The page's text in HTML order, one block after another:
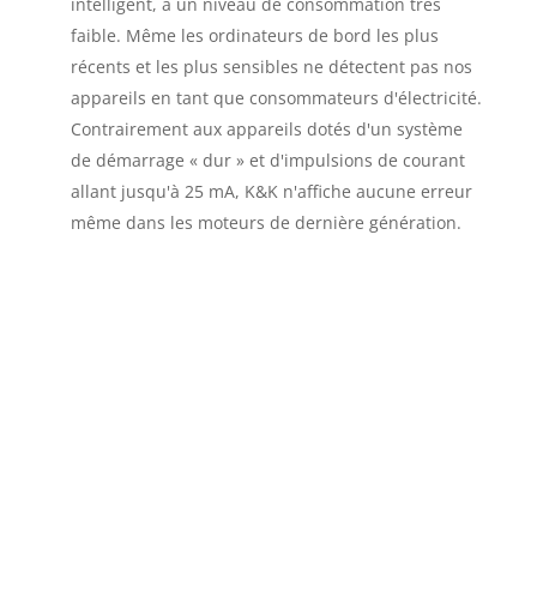
faible. Même les ordinateurs de bord les plus
récents et les plus sensibles ne détectent pas nos
appareils en tant que consommateurs d'électricité.
Contrairement aux appareils dotés d'un système
de démarrage « dur » et d'impulsions de courant
allant jusqu'à 25 mA, K&K n'affiche aucune erreur
même dans les moteurs de dernière génération.